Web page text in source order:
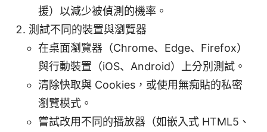
援）以減少被偵測的機率。
測試不同的裝置與瀏覽器
在桌面瀏覽器（Chrome、Edge、Firefox）
與行動裝置（iOS、Android）上分別測試。
清除快取與 Cookies，或使用無痴貼的私密
瀏覽模式。
嘗試改用不同的播放器（如嵌入式 HTML5、